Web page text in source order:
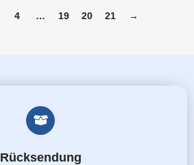
4 … 19 20 21 →
Rücksendung